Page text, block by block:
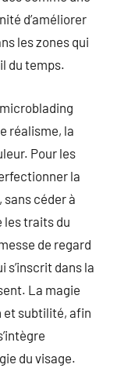
d’améliorer
les zones qui
du temps.
réalisme, la
Pour les
la
céder à
les traits du
de regard
s’inscrit dans la
La magie
et subtilité, afin
du visage.